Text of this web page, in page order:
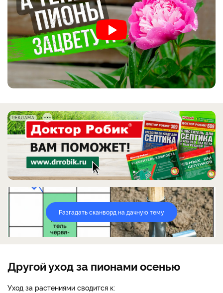
РЕКЛАМА
Разгадать сканворд на дачную тему
Другой уход за пионами осенью
Уход за растениями сводится к: